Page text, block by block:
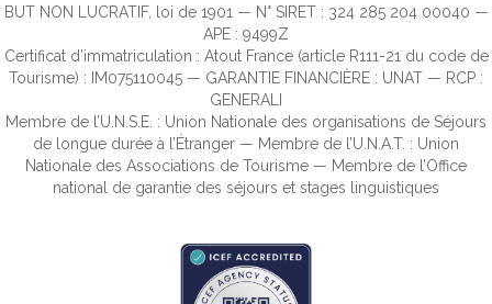
BUT NON LUCRATIF, loi de 1901 — N° SIRET : 324 285 204 00040 —
APE : 9499Z
Certificat d’immatriculation : Atout France (article R111-21 du code de
Tourisme) : IM075110045 — GARANTIE FINANCIÈRE : UNAT — RCP :
GENERALI
Membre de l’U.N.S.E. : Union Nationale des organisations de Séjours
de longue durée à l’Étranger — Membre de l’U.N.A.T. : Union
Nationale des Associations de Tourisme — Membre de l’Office
national de garantie des séjours et stages linguistiques